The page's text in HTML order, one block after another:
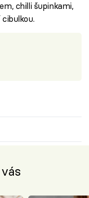
chilli šupinkami,